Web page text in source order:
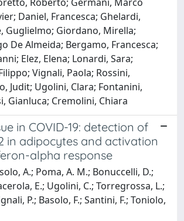
Daniel, Francesca; Ghelardi,
Guglielmo; Giordano, Mirella;
De Almeida; Bergamo, Francesca;
Elez, Elena; Lonardi, Sara;
Vignali, Paola; Rossini,
Judit; Ugolini, Clara; Fontanini,
Gianluca; Cremolini, Chiara
in COVID-19: detection of
in adipocytes and activation
alpha response
A.; Poma, A. M.; Bonuccelli, D.;
E.; Ugolini, C.; Torregrossa, L.;
P.; Basolo, F.; Santini, F.; Toniolo,